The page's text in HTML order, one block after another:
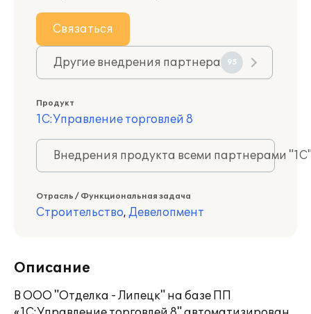
Связаться
Другие внедрения партнера 95
Продукт
1С:Управление торговлей 8
Внедрения продукта всеми партнерами
Отрасль / Функциональная задача
Строительство, Девелопмент
Описание
В ООО "Отделка - Липецк" на базе ПП